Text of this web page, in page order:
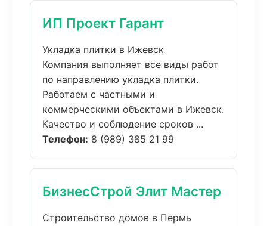
ИП Проект Гарант
Укладка плитки в Ижевск
Компания выполняет все виды работ
по направлению укладка плитки.
Работаем с частными и
коммерческими объектами в Ижевск.
Качество и соблюдение сроков ...
Телефон: 8 (989) 385 21 99
БизнесСтрой Элит Мастер
Строительство домов в Пермь